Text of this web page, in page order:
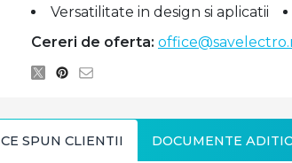
Versatilitate in design si aplicatii
Cereri de oferta:
CE SPUN CLIENTII DOCUMENTE